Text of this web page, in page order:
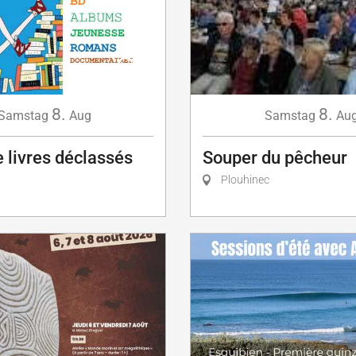
8. Aug
livres déclassés
Samstag 8.
Souper du pêcheur
Plouhinec